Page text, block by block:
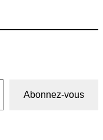
Abonnez-vous